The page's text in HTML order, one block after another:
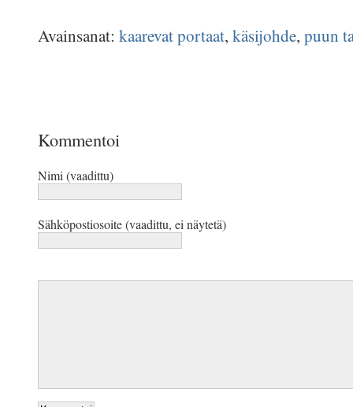
Avainsanat: kaarevat portaat, käsijohde, puun
Kommentoi
Nimi (vaadittu)
Sähköpostiosoite (vaadittu, ei näytetä)